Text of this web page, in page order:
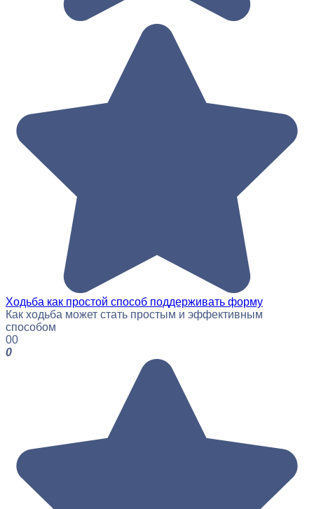
Ходьба как простой способ поддерживать форму
Как ходьба может стать простым и эффективным
способом
00
0